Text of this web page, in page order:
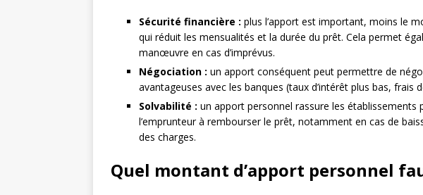
Sécurité financière : plus l’apport est important, moins le
qui réduit les mensualités et la durée du prêt. Cela permet
manœuvre en cas d’imprévus.
Négociation : un apport conséquent peut permettre de
avantageuses avec les banques (taux d’intérêt plus bas, frais
Solvabilité : un apport personnel rassure les établissements
l’emprunteur à rembourser le prêt, notamment en cas de
des charges.
Quel montant d’apport personnel